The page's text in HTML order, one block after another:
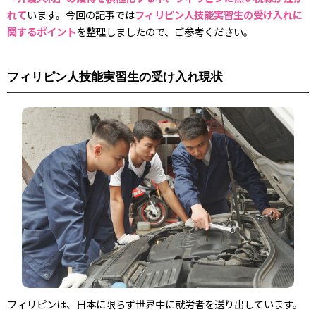
o
k
れています。今回の記事ではフィリピン人技能実習生の受け入れに
関するポイントを整理しましたので、ご参考ください。
フィリピン人技能実習生の受け入れ現状
フィリピンは、日本に限らず世界中に就労者を送り出しています。